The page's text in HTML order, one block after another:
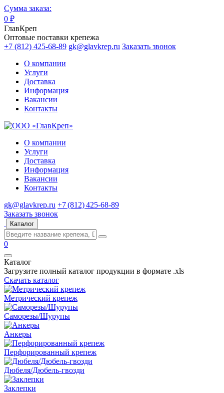
Сумма заказа:
0 ₽
ГлавКреп
Оптовые поставки крепежа
+7 (812) 425-68-89 gk@glavkrep.ru Заказать звонок
О компании
Услуги
Доставка
Информация
Вакансии
Контакты
О компании
Услуги
Доставка
Информация
Вакансии
Контакты
gk@glavkrep.ru +7 (812) 425-68-89
Заказать звонок
Каталог
0
Каталог
Загрузите полный каталог продукции в формате .xls
Скачать каталог
Метрический крепеж
Саморезы/Шурупы
Анкеры
Перфорированный крепеж
Дюбеля/Дюбель-гвозди
Заклепки